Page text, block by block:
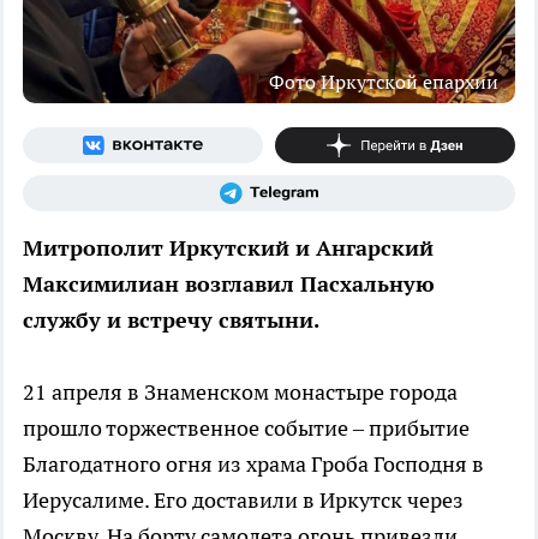
Фото Иркутской епархии
Митрополит Иркутский и Ангарский
Максимилиан возглавил Пасхальную
службу и встречу святыни.
21 апреля в Знаменском монастыре города
прошло торжественное событие – прибытие
Благодатного огня из храма Гроба Господня в
Иерусалиме. Его доставили в Иркутск через